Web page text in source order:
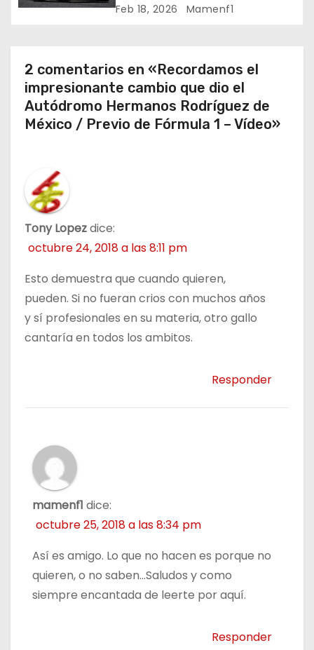
n
r
a
d
s
comience la nueva temporada
Feb 18, 2026 Mamenf1
2 comentarios en «Recordamos el
impresionante cambio que dio el
Autódromo Hermanos Rodríguez de
México / Previo de Fórmula 1 – Vídeo»
Tony Lopezdice:
octubre 24, 2018 a las 8:11 pm
Esto demuestra que cuando quieren,
pueden. Si no fueran crios con muchos años
y sí profesionales en su materia, otro gallo
cantaría en todos los ambitos.
Responder
mamenf1 dice:
octubre 25, 2018 a las 8:34 pm
Así es amigo. Lo que no hacen es porque no
quieren, o no saben…Saludos y como
siempre encantada de leerte por aquí.
Responder